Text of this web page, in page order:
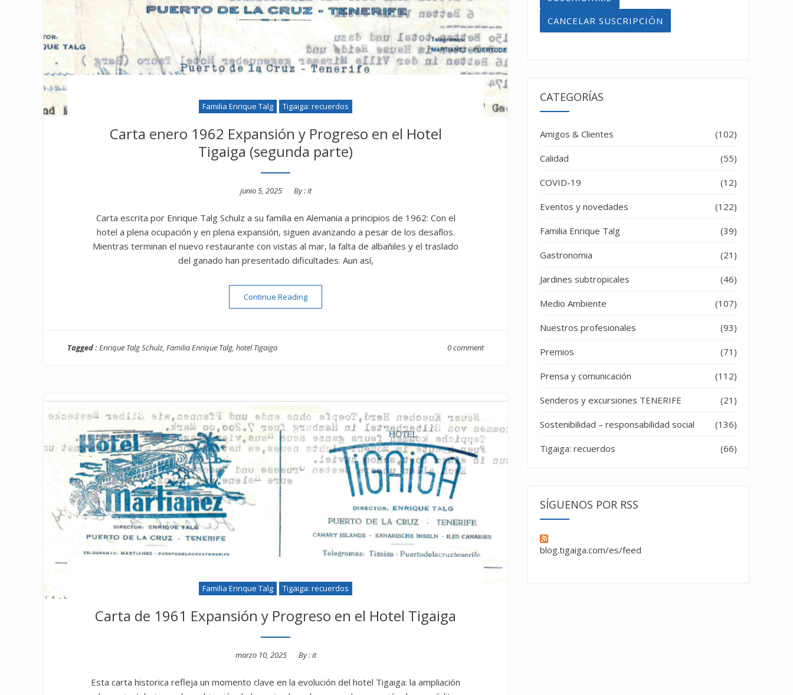
Familia Enrique Talg Tigaiga: recuerdos
Carta enero 1962 Expansión y Progreso en el Hotel
Tigaiga (segunda parte)
Posted
junio 5, 2025 By :it
Carta escrita por Enrique Talg Schulz a su familia en Alemania a principios de 1962: Con el
hotel a plena ocupación y en plena expansión, siguen avanzando a pesar de los desafíos.
Mientras terminan el nuevo restaurante con vistas al mar, la falta de albañiles y el traslado
del ganado han presentado dificultades. Aun así,
Continue Reading“Carta enero 1962 Expansión y Progreso en el Hotel Tigaiga (segunda parte)”
Tagged :Enrique Talg Schulz, Familia Enrique Talg, hotel Tigaiga 0 comment
Familia Enrique Talg Tigaiga: recuerdos
Carta de 1961 Expansión y Progreso en el Hotel Tigaiga
Posted
marzo 10, 2025 By :it
Esta carta historica refleja un momento clave en la evolución del hotel Tigaiga: la ampliación
CATEGORÍAS
Amigos & Clientes (102)
Calidad (55)
COVID-19 (12)
Eventos y novedades (122)
Familia Enrique Talg (39)
Gastronomia (21)
Jardines subtropicales (46)
Medio Ambiente (107)
Nuestros profesionales (93)
Premios (71)
Prensa y comunicación (112)
Senderos y excursiones TENERIFE (21)
Sostenibilidad – responsabilidad social (136)
Tigaiga: recuerdos (66)
SÍGUENOS POR RSS
blog.tigaiga.com/es/feed